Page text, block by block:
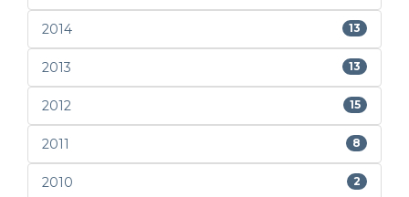
2014 13
2013 13
2012 15
2011 8
2010 2